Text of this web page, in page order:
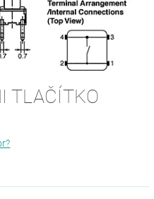
TLAČÍTKO